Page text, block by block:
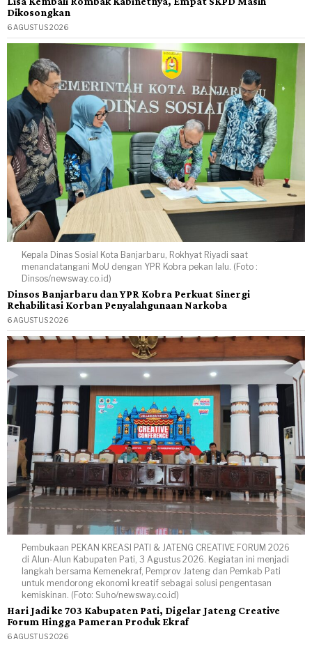
Dikosongkan
6 AGUSTUS 2026
Kepala Dinas Sosial Kota Banjarbaru, Rokhyat Riyadi saat
menandatangani MoU dengan YPR Kobra pekan lalu. (Foto :
Dinsos/newsway.co.id)
Dinsos Banjarbaru dan YPR Kobra Perkuat Sinergi
Rehabilitasi Korban Penyalahgunaan Narkoba
6 AGUSTUS 2026
Pembukaan PEKAN KREASI PATI & JATENG CREATIVE FORUM 2026
di Alun-Alun Kabupaten Pati, 3 Agustus 2026. Kegiatan ini menjadi
langkah bersama Kemenekraf, Pemprov Jateng dan Pemkab Pati
untuk mendorong ekonomi kreatif sebagai solusi pengentasan
kemiskinan. (Foto: Suho/newsway.co.id)
Hari Jadi ke 703 Kabupaten Pati, Digelar Jateng Creative
Forum Hingga Pameran Produk Ekraf
6 AGUSTUS 2026